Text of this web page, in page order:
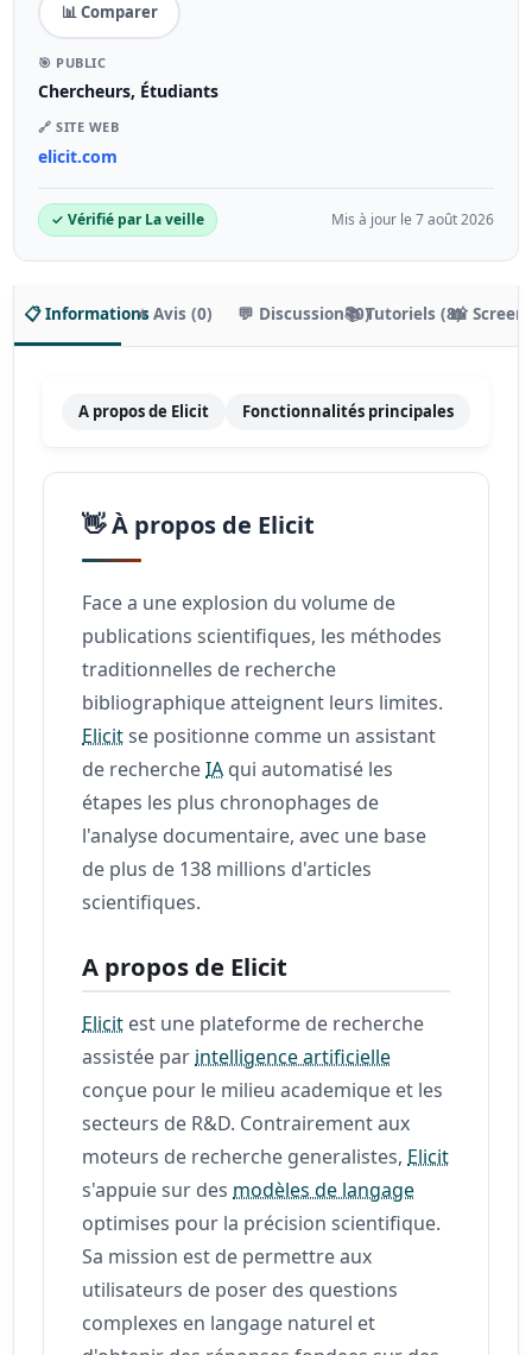
📊 Comparer
🎯 PUBLIC
Chercheurs, Étudiants
🔗 SITE WEB
elicit.com
✓ Vérifié par La veille Mis à jour le 7 août 2026
📋 Informations⭐ Avis (0) 💬 Discussion (0)📚 Tutoriels (8)📸
A propos de Elicit Fonctionnalités principales
👋 À propos de Elicit
Face a une explosion du volume de
publications scientifiques, les méthodes
traditionnelles de recherche
bibliographique atteignent leurs limites.
Elicitse positionne comme un assistant
de rechercheIA qui automatisé les
étapes les plus chronophages de
l'analyse documentaire, avec une base
de plus de 138 millions d'articles
scientifiques.
A propos de Elicit
Elicit est une plateforme de recherche
assistée par intelligence artificielle
conçue pour le milieu academique et les
secteurs de R&D. Contrairement aux
moteurs de recherche generalistes, Elicit
s'appuie sur des modèles de langage
optimises pour la précision scientifique.
Sa mission est de permettre aux
utilisateurs de poser des questions
complexes en langage naturel et